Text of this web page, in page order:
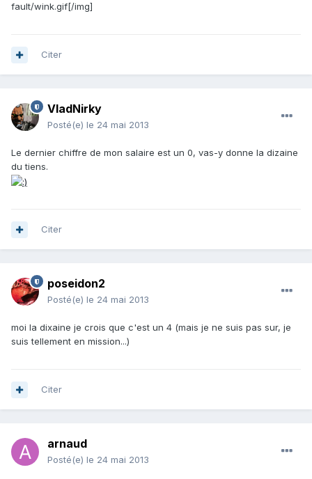
fault/wink.gif[/img]
Citer
VladNirky
Posté(e) le 24 mai 2013
Le dernier chiffre de mon salaire est un 0, vas-y donne la dizaine
du tiens.
Citer
poseidon2
Posté(e) le 24 mai 2013
moi la dixaine je crois que c'est un 4 (mais je ne suis pas sur, je
suis tellement en mission...)
Citer
arnaud
Posté(e) le 24 mai 2013